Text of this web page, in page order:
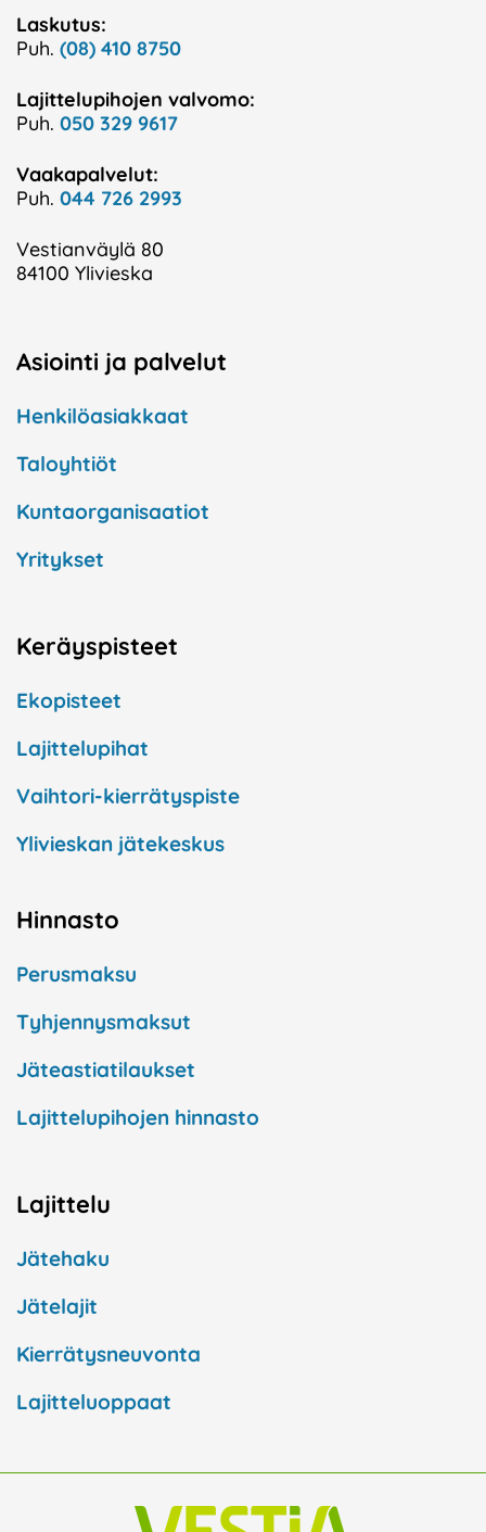
Laskutus:
Puh. (08) 410 8750
Lajittelupihojen valvomo:
Puh. 050 329 9617
Vaakapalvelut:
Puh. 044 726 2993
Vestianväylä 80
84100 Ylivieska
Asiointi ja palvelut
Henkilöasiakkaat
Taloyhtiöt
Kuntaorganisaatiot
Yritykset
Keräyspisteet
Ekopisteet
Lajittelupihat
Vaihtori-kierrätyspiste
Ylivieskan jätekeskus
Hinnasto
Perusmaksu
Tyhjennysmaksut
Jäteastiatilaukset
Lajittelupihojen hinnasto
Lajittelu
Jätehaku
Jätelajit
Kierrätysneuvonta
Lajitteluoppaat